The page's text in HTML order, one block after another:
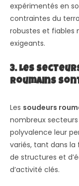
expérimentés en
contraintes du
robustes et fiables
exigeants.
3. Les
roumains
Les soudeurs
nombreux
polyvalence leur
variés, tant dans
de structures et
d’activité clés.